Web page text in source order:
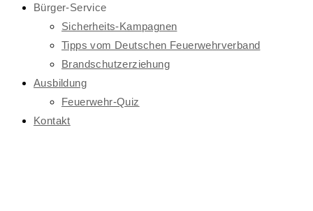
Bürger-Service
Sicherheits-Kampagnen
Tipps vom Deutschen Feuerwehrverband
Brandschutzerziehung
Ausbildung
Feuerwehr-Quiz
Kontakt